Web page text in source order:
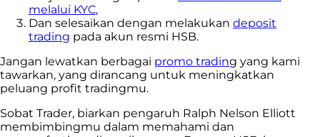
melalui KYC,
Dan selesaikan dengan melakukan deposit
trading pada akun resmi HSB.
Jangan lewatkan berbagai promo trading yang kami
tawarkan, yang dirancang untuk meningkatkan
peluang profit tradingmu.
Sobat Trader, biarkan pengaruh Ralph Nelson Elliott
membimbingmu dalam memahami dan